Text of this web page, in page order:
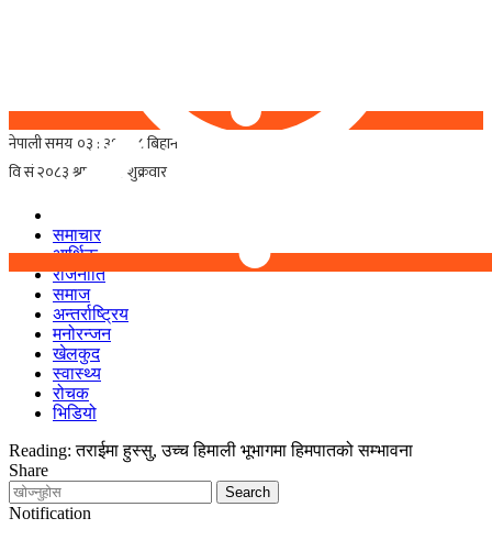
समाचार
आर्थिक
राजनीति
समाज
अन्तर्राष्ट्रिय
मनोरन्जन
खेलकुद
स्वास्थ्य
रोचक
भिडियो
Reading: तराईमा हुस्सु, उच्च हिमाली भूभागमा हिमपातको सम्भावना
Share
Notification